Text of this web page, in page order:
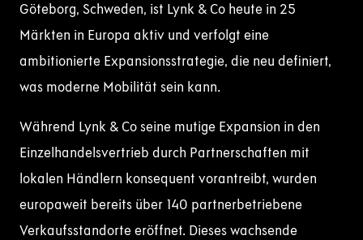
Göteborg, Schweden, ist Lynk & Co heute in 25
Märkten in Europa aktiv und verfolgt eine
ambitionierte Expansionsstrategie, die neu definiert,
was moderne Mobilität sein kann.
Während Lynk & Co seine mutige Expansion in den
Einzelhandelsvertrieb durch Partnerschaften mit
lokalen Händlern konsequent vorantreibt, wurden
europaweit bereits über 140 partnerbetriebene
Verkaufsstandorte eröffnet. Dieses wachsende